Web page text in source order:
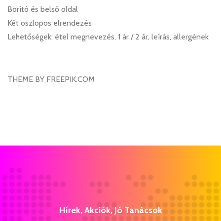
Borító és belső oldal
Két oszlopos elrendezés
Lehetőségek: étel megnevezés, 1 ár / 2 ár, leírás, allergének
THEME BY FREEPIK.COM
Hírek, Akciók, Jó Tanácsok